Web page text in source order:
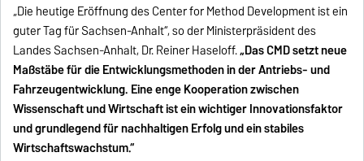
„Die heutige Eröffnung des Center for Method Development ist ein
guter Tag für Sachsen-Anhalt“, so der Ministerpräsident des
Landes Sachsen-Anhalt, Dr. Reiner Haseloff.„Das CMD setzt neue
Maßstäbe für die Entwicklungsmethoden in der Antriebs- und
Fahrzeugentwicklung. Eine enge Kooperation zwischen
Wissenschaft und Wirtschaft ist ein wichtiger Innovationsfaktor
und grundlegend für nachhaltigen Erfolg und ein stabiles
Wirtschaftswachstum.“